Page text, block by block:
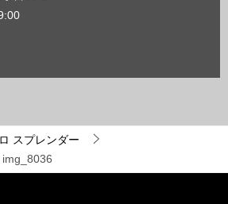
スプレンダー
img_8036